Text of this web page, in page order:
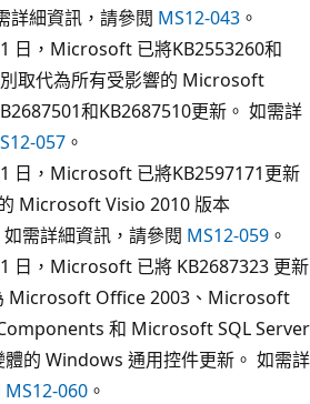
詳細資訊，請參閱 MS12-043 。
日，Microsoft 已將KB2553260和
取代為所有受影響的 Microsoft
和KB2687510更新。 如需詳
057 。
日，Microsoft 已將KB2597171更新
Microsoft Visio 2010 版本
需詳細資訊，請參閱 MS12-059 。
日，Microsoft 已將 KB2687323 更新
Microsoft Office 2003、Microsoft
和 Microsoft SQL Server
的 Windows 通用控件更新。 如需詳
MS12-060 。